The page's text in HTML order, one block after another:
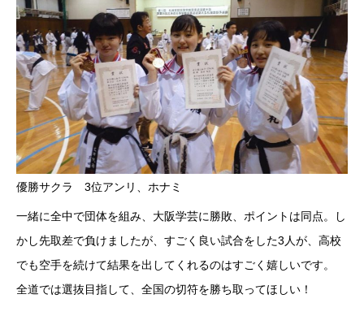
優勝サクラ 3位アンリ、ホナミ
一緒に全中で団体を組み、大阪学芸に勝敗、ポイントは同点。し
かし先取差で負けましたが、すごく良い試合をした3人が、高校
でも空手を続けて結果を出してくれるのはすごく嬉しいです。
全道では選抜目指して、全国の切符を勝ち取ってほしい！